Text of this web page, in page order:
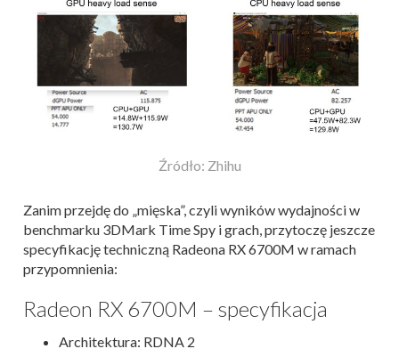
Źródło: Zhihu
Zanim przejdę do „mięska”, czyli wyników wydajności w
benchmarku 3DMark Time Spy i grach, przytoczę jeszcze
specyfikację techniczną Radeona RX 6700M w ramach
przypomnienia:
Radeon RX 6700M – specyfikacja
Architektura: RDNA 2